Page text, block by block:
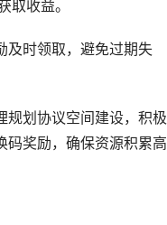
取收益。
及时领取，避免过期失
规划协议空间建设，积极
码奖励，确保资源积累高